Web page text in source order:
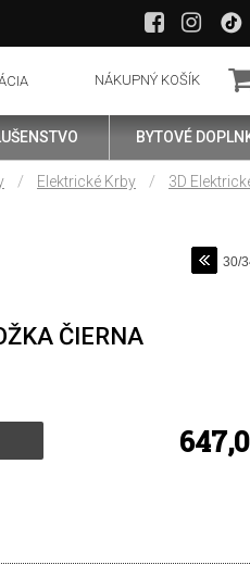
BYTOVÉ
NÁKUPNÝ KOŠÍK
/ Elektrické Krby / 3D
30/
ČIERNA